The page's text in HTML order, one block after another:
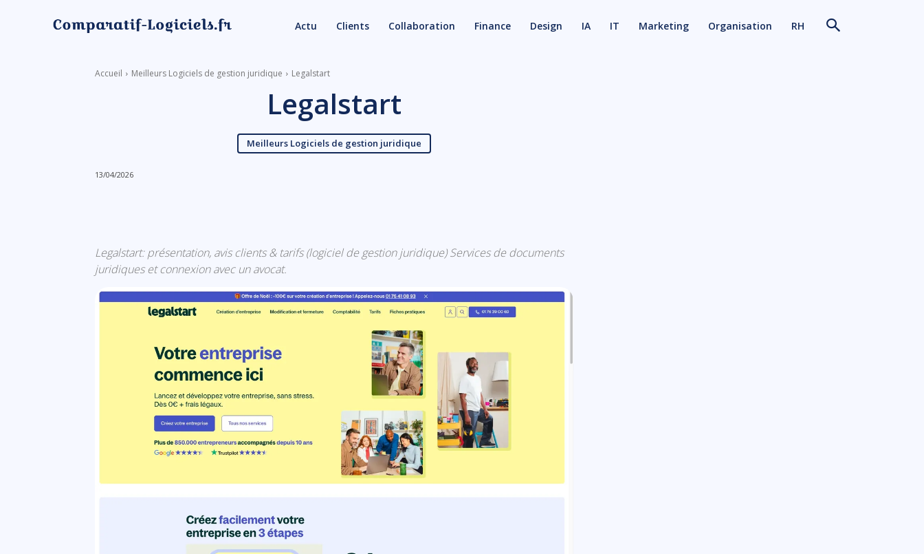
Actu Clients Collaboration Finance Design IA IT Marketing Organisation RH
Accueil Meilleurs Logiciels de gestion juridique Legalstart
Legalstart
Meilleurs Logiciels de gestion juridique
13/04/2026
Legalstart: présentation, avis clients & tarifs (logiciel de gestion juridique) Services de documents
juridiques et connexion avec un avocat.